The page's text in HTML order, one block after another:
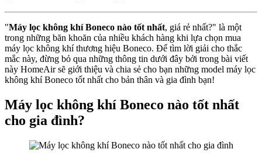
"Máy lọc không khí Boneco nào tốt nhất, giá rẻ nhất?" là một
trong những băn khoăn của nhiều khách hàng khi lựa chọn mua
máy lọc không khí thương hiệu Boneco. Để tìm lời giải cho thắc
mắc này, đừng bỏ qua những thông tin dưới đây bởi trong bài viết
này HomeAir sẽ giới thiệu và chia sẻ cho bạn những model máy lọc
không khí Boneco tốt nhất cho bản thân và gia đình bạn!
Máy lọc không khí Boneco nào tốt nhất
cho gia đình?